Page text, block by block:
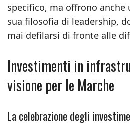
specifico, ma offrono anche
sua filosofia di leadership,
mai defilarsi di fronte alle
Investimenti in
visione per le Marche
La celebrazione degli